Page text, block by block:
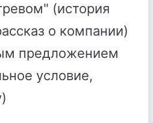
(история
о компании)
предложением
условие,